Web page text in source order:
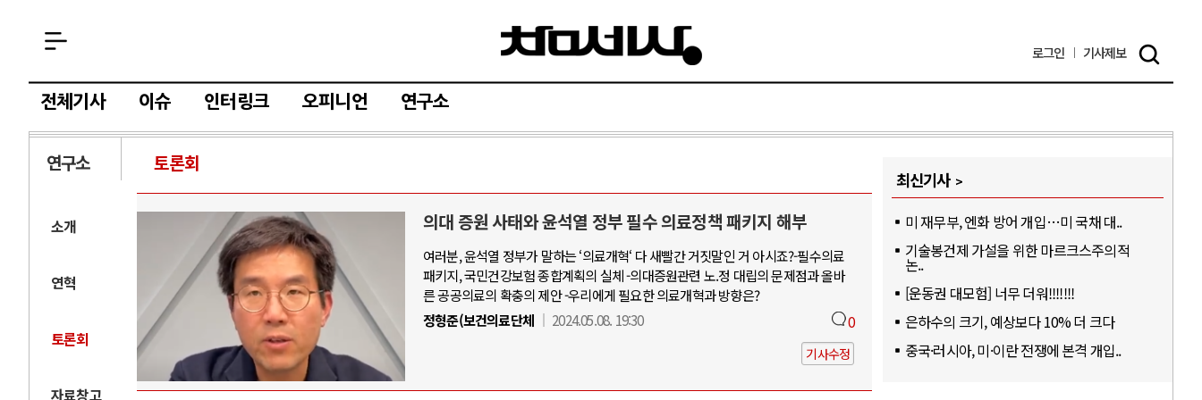
로그인 기사제보
전체기사 이슈 인터링크 오피니언 연구소
연구소 토론회
소개
연혁
토론회
자료창고
의대 증원 사태와 윤석열 정부 필수 의료정책 패키지 해부
여러분, 윤석열 정부가 말하는 ‘의료개혁‘ 다 새빨간 거짓말인 거 아시죠?-필수의료
패키지, 국민건강보험 종합계획의 실체 -의대증원관련 노.정 대립의 문제점과 올바
른 공공의료의 확충의 제안 -우리에게 필요한 의료개혁과 방향은?
정형준(보건의료단체
2024.05.08. 19:30 0
기사수정
최신기사
미 재무부, 엔화 방어 개입…미 국채 대..
기술봉건제 가설을 위한 마르크스주의적
논..
[운동권 대모험] 너무 더워!!!!!!!
은하수의 크기, 예상보다 10% 더 크다
중국·러시아, 미·이란 전쟁에 본격 개입..